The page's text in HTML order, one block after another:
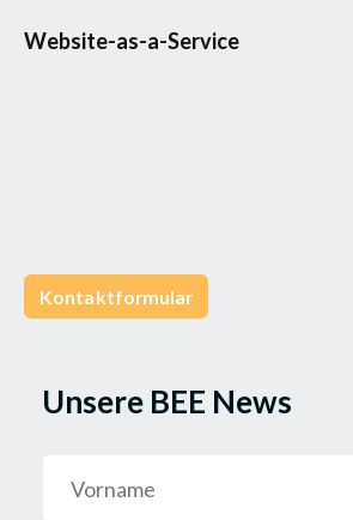
Website-as-a-Service
Kontaktformular
Unsere BEE News